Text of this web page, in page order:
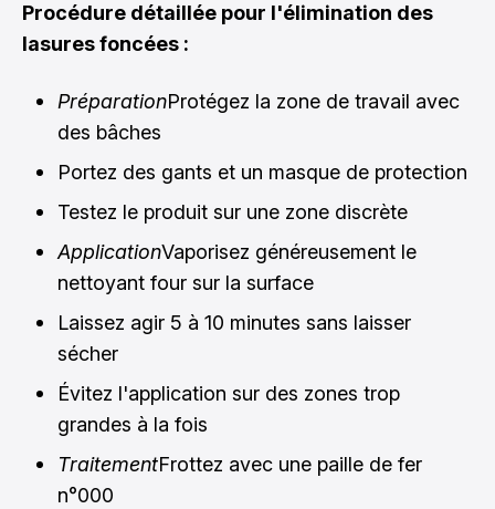
Procédure détaillée pour l'élimination des
lasures foncées :
PréparationProtégez la zone de travail avec
des bâches
Portez des gants et un masque de protection
Testez le produit sur une zone discrète
ApplicationVaporisez généreusement le
nettoyant four sur la surface
Laissez agir 5 à 10 minutes sans laisser
sécher
Évitez l'application sur des zones trop
grandes à la fois
TraitementFrottez avec une paille de fer
n°000